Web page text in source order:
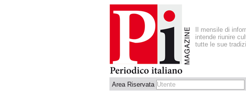
Il mensile di
intende riunire
tutte le sue
Area Riservata